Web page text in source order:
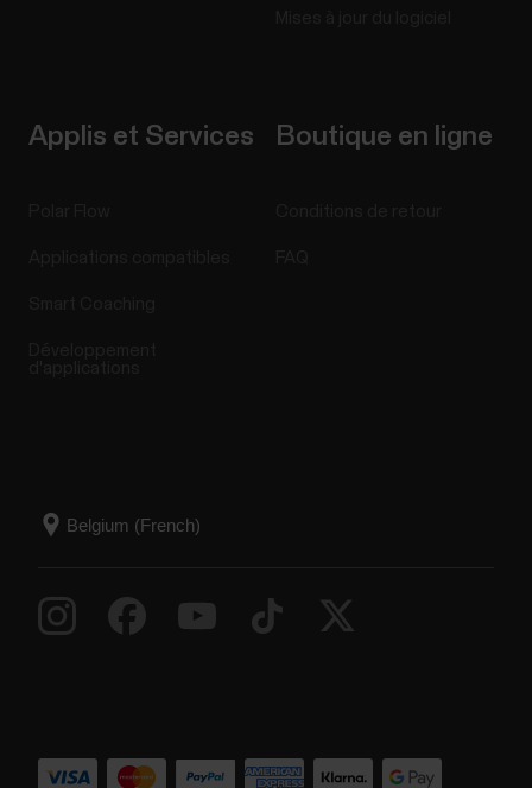
Applis et Services Boutique en ligne